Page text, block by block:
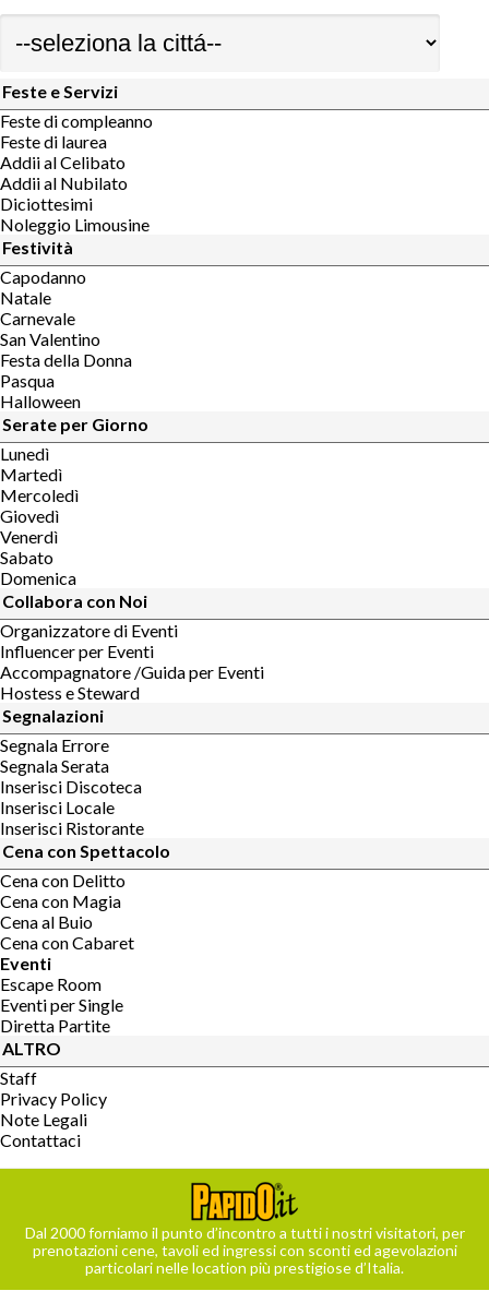
Feste e Servizi
Feste di compleanno
Feste di laurea
Addii al Celibato
Addii al Nubilato
Diciottesimi
Noleggio Limousine
Festività
Capodanno
Natale
Carnevale
San Valentino
Festa della Donna
Pasqua
Halloween
Serate per Giorno
Lunedì
Martedì
Mercoledì
Giovedì
Venerdì
Sabato
Domenica
Collabora con Noi
Organizzatore di Eventi
Influencer per Eventi
Accompagnatore /Guida per Eventi
Hostess e Steward
Segnalazioni
Segnala Errore
Segnala Serata
Inserisci Discoteca
Inserisci Locale
Inserisci Ristorante
Cena con Spettacolo
Cena con Delitto
Cena con Magia
Cena al Buio
Cena con Cabaret
Eventi
Escape Room
Eventi per Single
Diretta Partite
ALTRO
Staff
Privacy Policy
Note Legali
Contattaci
Dal 2000 forniamo il punto d’incontro a tutti i nostri visitatori, per
prenotazioni cene, tavoli ed ingressi con sconti ed agevolazioni
particolari nelle location più prestigiose d’Italia.